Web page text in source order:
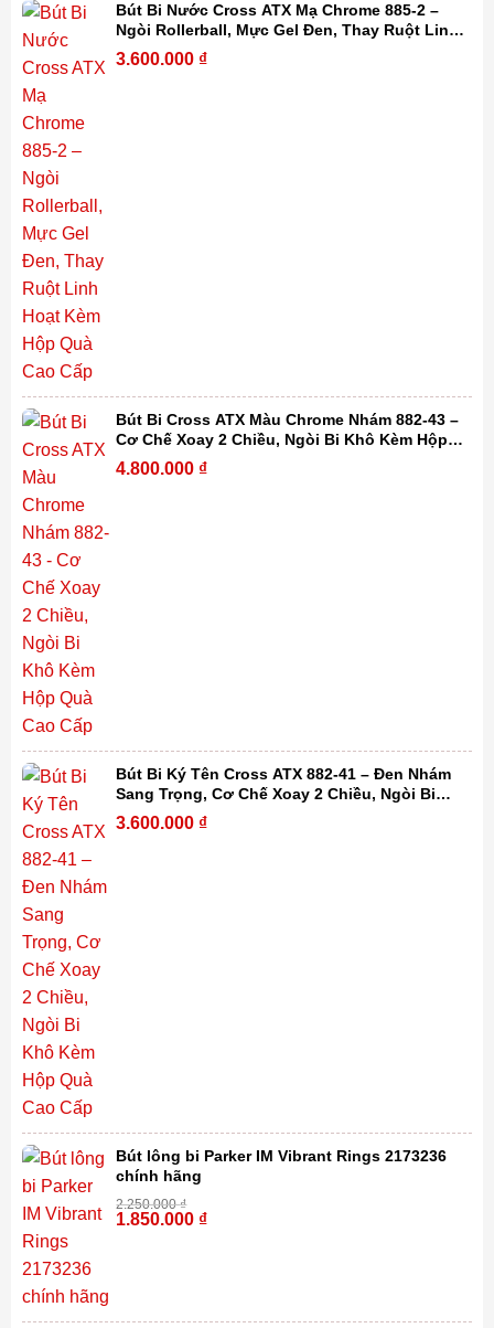
Bút Bi Nước Cross ATX Mạ Chrome 885-2 –
Ngòi Rollerball, Mực Gel Đen, Thay Ruột Linh
Hoạt Kèm Hộp Quà Cao Cấp
3.600.000 ₫
Bút Bi Cross ATX Màu Chrome Nhám 882-43 –
Cơ Chế Xoay 2 Chiều, Ngòi Bi Khô Kèm Hộp
Quà Cao Cấp
4.800.000 ₫
Bút Bi Ký Tên Cross ATX 882-41 – Đen Nhám
Sang Trọng, Cơ Chế Xoay 2 Chiều, Ngòi Bi
Khô Kèm Hộp Quà Cao Cấp
3.600.000 ₫
Bút lông bi Parker IM Vibrant Rings 2173236
chính hãng
2.250.000₫
1.850.000 ₫